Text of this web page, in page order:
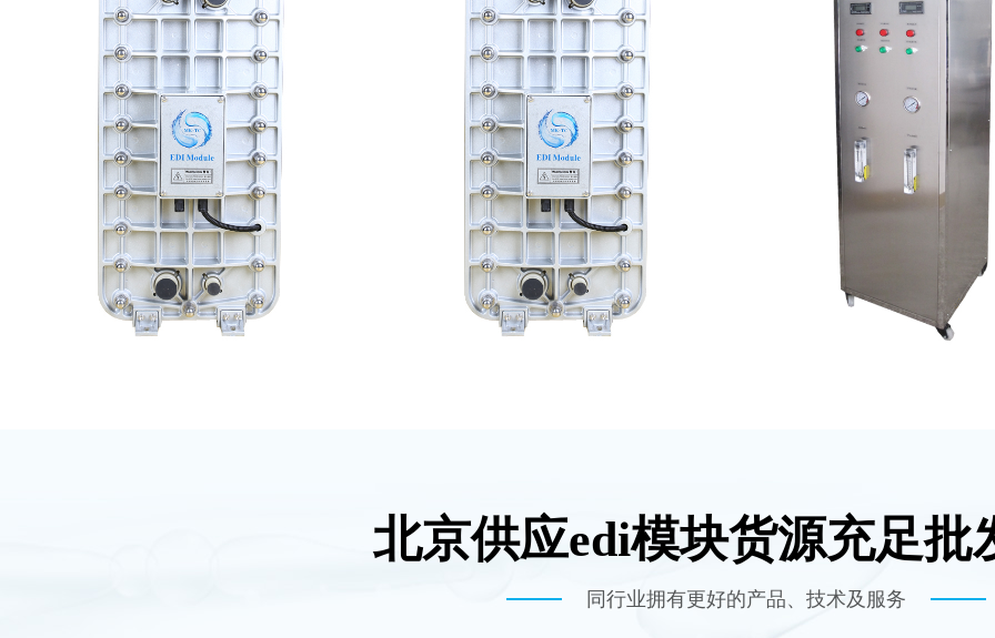
MK-TC50 EDI模块
查看详情
MK-TC100 EDI超纯水处理设备
查看详情
MK-TC500 EDI
查看详情
MK-TC300 EDI超纯水处理设备
查看详情
全封闭EDI超纯水处
查看详情
北京供应edi模块货源充足批
同行业拥有更好的产品、技术及服务